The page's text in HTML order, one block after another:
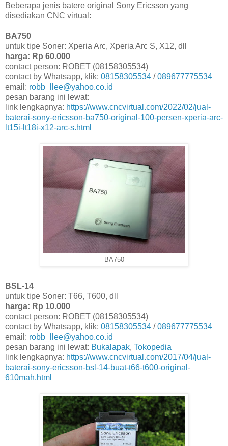
Beberapa jenis batere original Sony Ericsson yang
disediakan CNC virtual:
BA750
untuk tipe Soner: Xperia Arc, Xperia Arc S, X12, dll
harga: Rp 60.000
contact person: ROBET (08158305534)
contact by Whatsapp, klik: 08158305534 /089677775534
email: robb_llee@yahoo.co.id
pesan barang ini lewat:
link lengkapnya: https://www.cncvirtual.com/2022/02/jual-
baterai-sony-ericsson-ba750-original-100-persen-xperia-arc-
lt15i-lt18i-x12-arc-s.html
BA750
BSL-14
untuk tipe Soner: T66, T600, dll
harga: Rp 10.000
contact person: ROBET (08158305534)
contact by Whatsapp, klik: 08158305534 /089677775534
email: robb_llee@yahoo.co.id
pesan barang ini lewat: Bukalapak, Tokopedia
link lengkapnya: https://www.cncvirtual.com/2017/04/jual-
baterai-sony-ericsson-bsl-14-buat-t66-t600-original-
610mah.html